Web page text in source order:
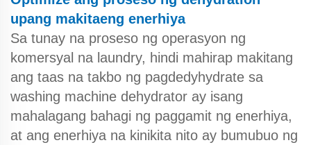
upang makitaeng enerhiya
Sa tunay na proseso ng operasyon ng
komersyal na laundry, hindi mahirap makitang
ang taas na takbo ng pagdedyhydrate sa
washing machine dehydrator ay isang
mahalagang bahagi ng paggamit ng enerhiya,
at ang enerhiya na kinikita nito ay bumubuo ng